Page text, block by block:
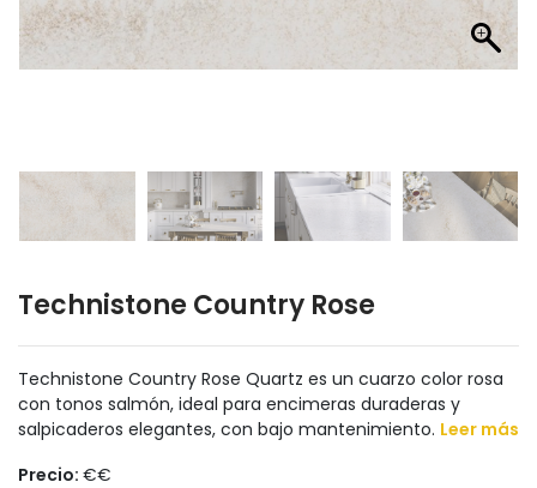
Technistone Country Rose
Technistone Country Rose Quartz es un cuarzo color rosa
con tonos salmón, ideal para encimeras duraderas y
salpicaderos elegantes, con bajo mantenimiento. Leer más
Precio: €€